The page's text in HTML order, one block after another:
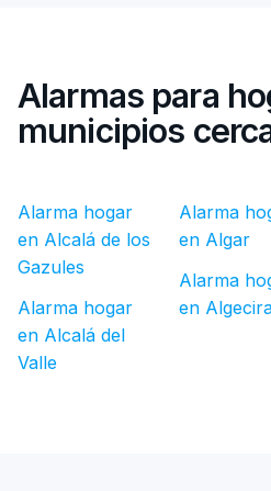
Alarmas para
municipios
Alarma hogar
en Alcalá de los
Gazules
Alarma hogar
en Alcalá del
Valle
Alarma
en Algar
Alarma
en